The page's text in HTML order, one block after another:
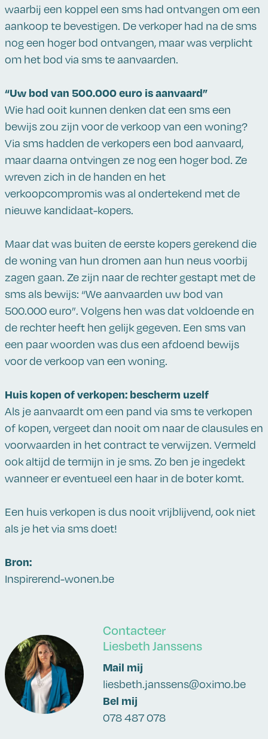
waarbij een koppel een sms had ontvangen om een
aankoop te bevestigen. De verkoper had na de sms
nog een hoger bod ontvangen, maar was verplicht
om het bod via sms te aanvaarden.
“Uw bod van 500.000 euro is aanvaard”
Wie had ooit kunnen denken dat een sms een
bewijs zou zijn voor de verkoop van een woning?
Via sms hadden de verkopers een bod aanvaard,
maar daarna ontvingen ze nog een hoger bod. Ze
wreven zich in de handen en het
verkoopcompromis was al ondertekend met de
nieuwe kandidaat-kopers.
Maar dat was buiten de eerste kopers gerekend die
de woning van hun dromen aan hun neus voorbij
zagen gaan. Ze zijn naar de rechter gestapt met de
sms als bewijs: “We aanvaarden uw bod van
500.000 euro”. Volgens hen was dat voldoende en
de rechter heeft hen gelijk gegeven. Een sms van
een paar woorden was dus een afdoend bewijs
voor de verkoop van een woning.
Huis kopen of verkopen: bescherm uzelf
Als je aanvaardt om een pand via sms te verkopen
of kopen, vergeet dan nooit om naar de clausules en
voorwaarden in het contract te verwijzen. Vermeld
ook altijd de termijn in je sms. Zo ben je ingedekt
wanneer er eventueel een haar in de boter komt.
Een huis verkopen is dus nooit vrijblijvend, ook niet
als je het via sms doet!
Bron:
Inspirerend-wonen.be
Contacteer
Liesbeth Janssens
Mail mij
liesbeth.janssens@oximo.be
Bel mij
078 487 078